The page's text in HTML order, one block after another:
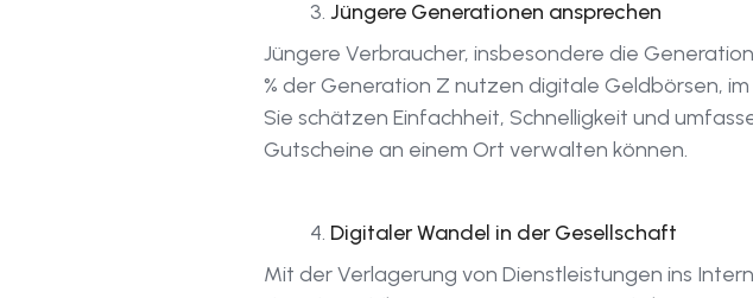
Jüngere Generationen ansprechen
Jüngere Verbraucher, insbesondere die
% der Generation Z nutzen digitale Geldbörsen,
Sie schätzen Einfachheit, Schnelligkeit und
Gutscheine an einem Ort verwalten können.
Digitaler Wandel in der Gesellschaft
Mit der Verlagerung von Dienstleistungen ins